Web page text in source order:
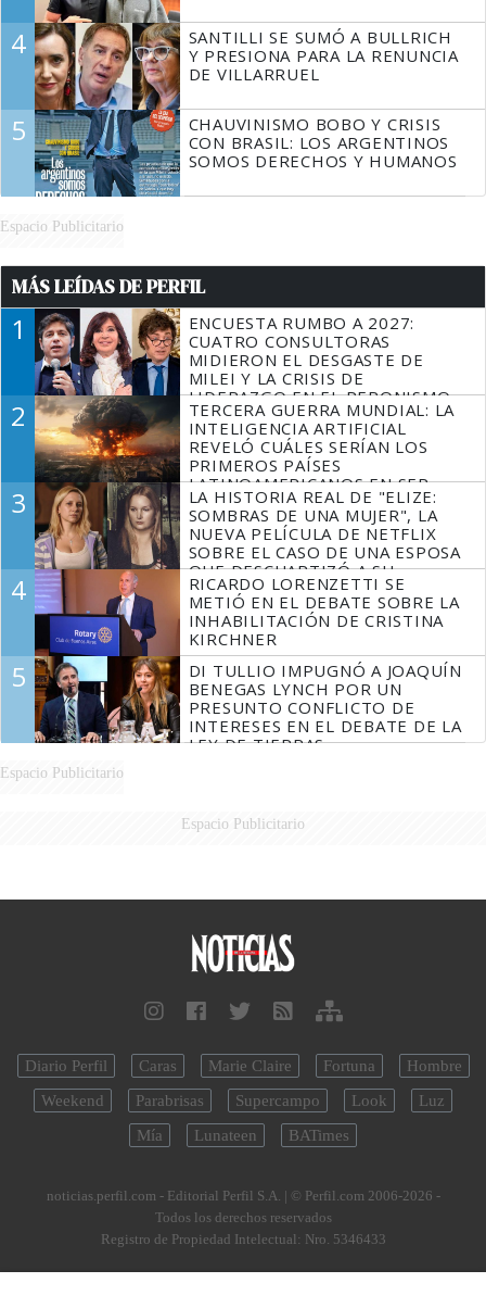
4
SANTILLI SE SUMÓ A BULLRICH
Y PRESIONA PARA LA RENUNCIA
DE VILLARRUEL
5
CHAUVINISMO BOBO Y CRISIS
CON BRASIL: LOS ARGENTINOS
SOMOS DERECHOS Y HUMANOS
Espacio Publicitario
MÁS LEÍDAS DE PERFIL
1
ENCUESTA RUMBO A 2027:
CUATRO CONSULTORAS
MIDIERON EL DESGASTE DE
MILEI Y LA CRISIS DE
LIDERAZGO EN EL PERONISMO
2
TERCERA GUERRA MUNDIAL: LA
INTELIGENCIA ARTIFICIAL
REVELÓ CUÁLES SERÍAN LOS
PRIMEROS PAÍSES
LATINOAMERICANOS EN SER
DERROTADOS
3
LA HISTORIA REAL DE "ELIZE:
SOMBRAS DE UNA MUJER", LA
NUEVA PELÍCULA DE NETFLIX
SOBRE EL CASO DE UNA ESPOSA
QUE DESCUARTIZÓ A SU
MARIDO
4
RICARDO LORENZETTI SE
METIÓ EN EL DEBATE SOBRE LA
INHABILITACIÓN DE CRISTINA
KIRCHNER
5
DI TULLIO IMPUGNÓ A JOAQUÍN
BENEGAS LYNCH POR UN
PRESUNTO CONFLICTO DE
INTERESES EN EL DEBATE DE LA
LEY DE TIERRAS
Espacio Publicitario
Espacio Publicitario
Diario Perfil Caras Marie Claire Fortuna
Hombre
Weekend
Parabrisas Supercampo Look
Luz
Mía
Lunateen BATimes
noticias.perfil.com - Editorial Perfil S.A. | © Perfil.com 2006-2026 -
Todos los derechos reservados
Registro de Propiedad Intelectual: Nro. 5346433